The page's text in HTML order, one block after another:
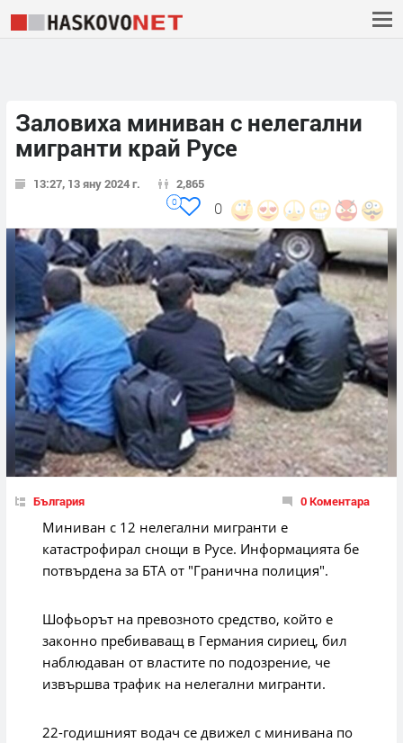
Заловиха миниван с нелегални
мигранти край Русе
13:27, 13 яну 2024 г. 2,865
0
0
България 0 Коментара
Миниван с 12 нелегални мигранти е
катастрофирал снощи в Русе. Информацията бе
потвърдена за БТА от "Гранична полиция".
Шофьорът на превозното средство, който е
законно пребиваващ в Германия сириец, бил
наблюдаван от властите по подозрение, че
извършва трафик на нелегални мигранти.
22-годишният водач се движел с минивана по